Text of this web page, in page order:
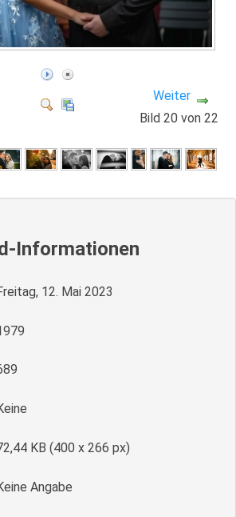
Weiter
Bild 20 von 22
Informationen
12. Mai 2023
KB (400 x 266 px)
Angabe